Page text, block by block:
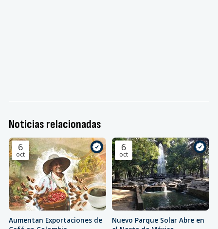
Noticias relacionadas
6
oct
Aumentan Exportaciones de
6
oct
Nuevo Parque Solar Abre en